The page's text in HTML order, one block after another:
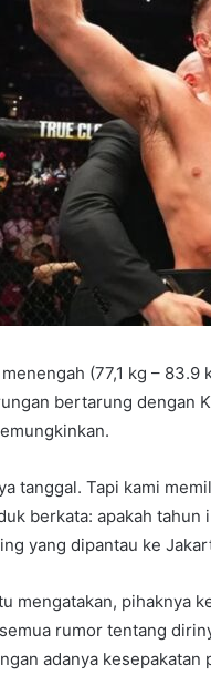
(77,1 kg –
bertarung dengan
tanggal. Tapi kami
berkata: apakah
yang dipantau ke
mengatakan, pihaknya
rumor tentang
adanya